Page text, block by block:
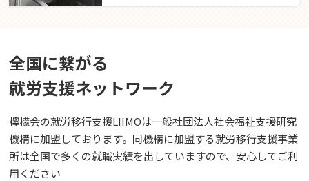
全国に繋がる
就労⽀援ネットワーク
檸檬会の就労移行支援LIIMOは一般社団法人社会福祉支援研究
機構に加盟しております。同機構に加盟する就労移行支援事業
所は全国で多くの就職実績を出していますので、安心してご利
用ください